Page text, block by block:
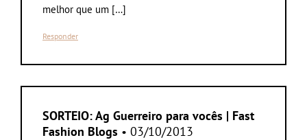
melhor que um […]
Responder
SORTEIO: Ag Guerreiro para vocês | Fast
Fashion Blogs • 03/10/2013